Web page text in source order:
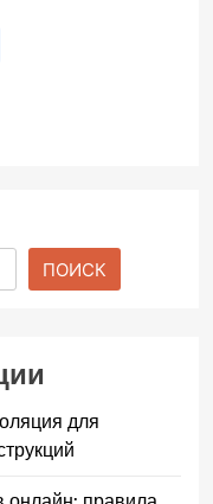
ПОИСК
для